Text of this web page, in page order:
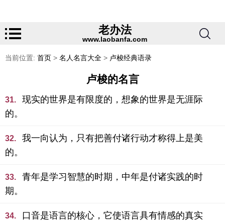
老办法
www.laobanfa.com
当前位置: 首页 > 名人名言大全 > 卢梭经典语录
卢梭的名言
31.
现实的世界是有限度的，想象的世界是无涯际
的。
32.
我一向认为，只有把善付诸行动才称得上是美
的。
33.
青年是学习智慧的时期，中年是付诸实践的时
期。
34.
口音是语言的核心，它使语言具有情感的真实